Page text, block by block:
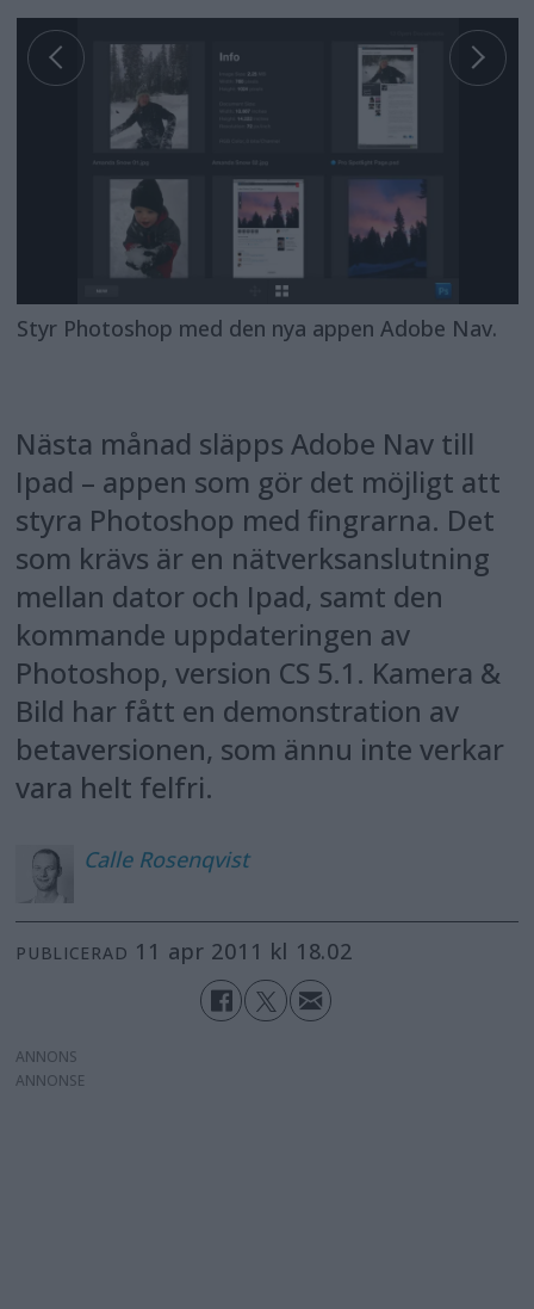
Styr Photoshop med den nya appen Adobe Nav.
Nästa månad släpps Adobe Nav till
Ipad – appen som gör det möjligt att
styra Photoshop med fingrarna. Det
som krävs är en nätverksanslutning
mellan dator och Ipad, samt den
kommande uppdateringen av
Photoshop, version CS 5.1. Kamera &
Bild har fått en demonstration av
betaversionen, som ännu inte verkar
vara helt felfri.
Calle Rosenqvist
PUBLICERAD 11 apr 2011 kl 18.02
ANNONS